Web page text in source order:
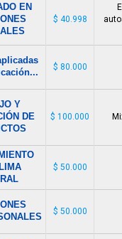
EN
$ 40.998
$ 80.000
Y
DE
$ 100.000
$ 50.000
$ 50.000